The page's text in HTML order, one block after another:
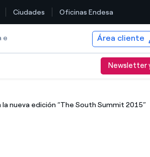
Ciudades Oficinas Endesa
e Área cliente
Newsletter
nueva edición “The South Summit 2015”